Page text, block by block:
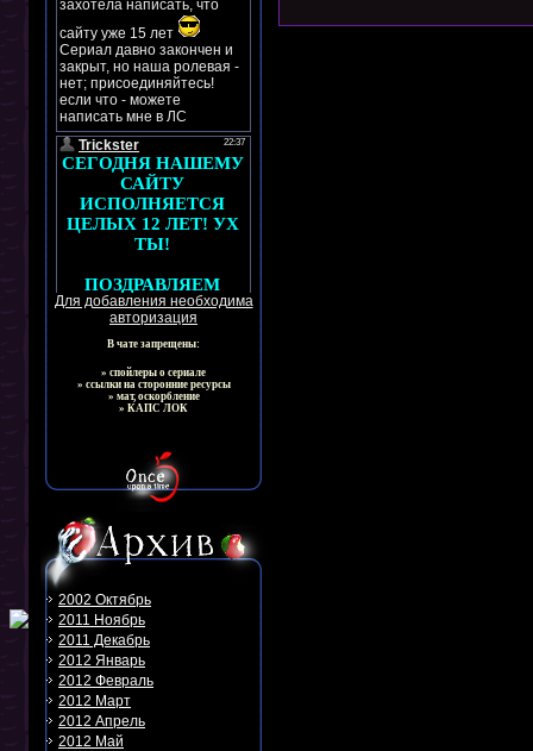
Для добавления необходима
авторизация
В чате запрещены:
» спойлеры о сериале
» ссылки на сторонние ресурсы
» мат, оскорбление
» КАПС ЛОК
2002 Октябрь
2011 Ноябрь
2011 Декабрь
2012 Январь
2012 Февраль
2012 Март
2012 Апрель
2012 Май